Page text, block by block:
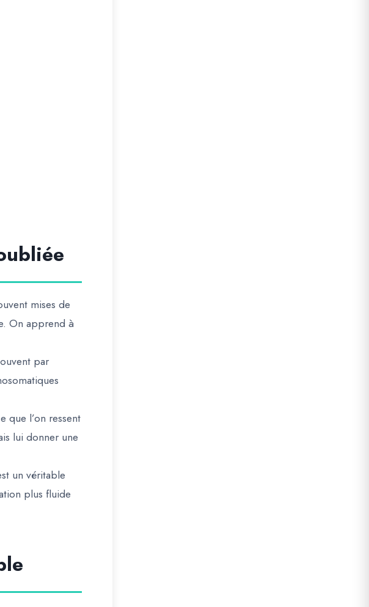
mises de
On apprend à
par
que l’on ressent
lui donner une
un véritable
plus fluide